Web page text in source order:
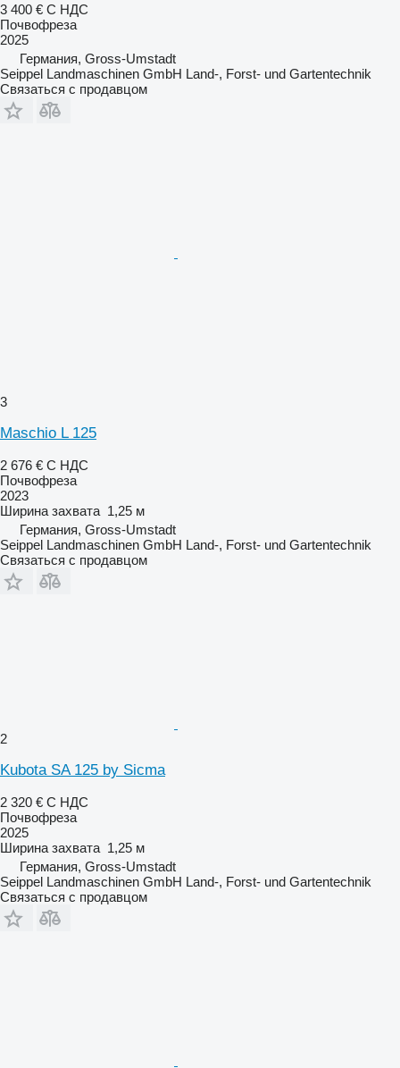
3 400 € С НДС
Почвофреза
2025
Германия, Gross-Umstadt
Seippel Landmaschinen GmbH Land-, Forst- und Gartentechnik
Связаться с продавцом
3
Maschio L 125
2 676 € С НДС
Почвофреза
2023
Ширина захвата 1,25 м
Германия, Gross-Umstadt
Seippel Landmaschinen GmbH Land-, Forst- und Gartentechnik
Связаться с продавцом
2
Kubota SA 125 by Sicma
2 320 € С НДС
Почвофреза
2025
Ширина захвата 1,25 м
Германия, Gross-Umstadt
Seippel Landmaschinen GmbH Land-, Forst- und Gartentechnik
Связаться с продавцом